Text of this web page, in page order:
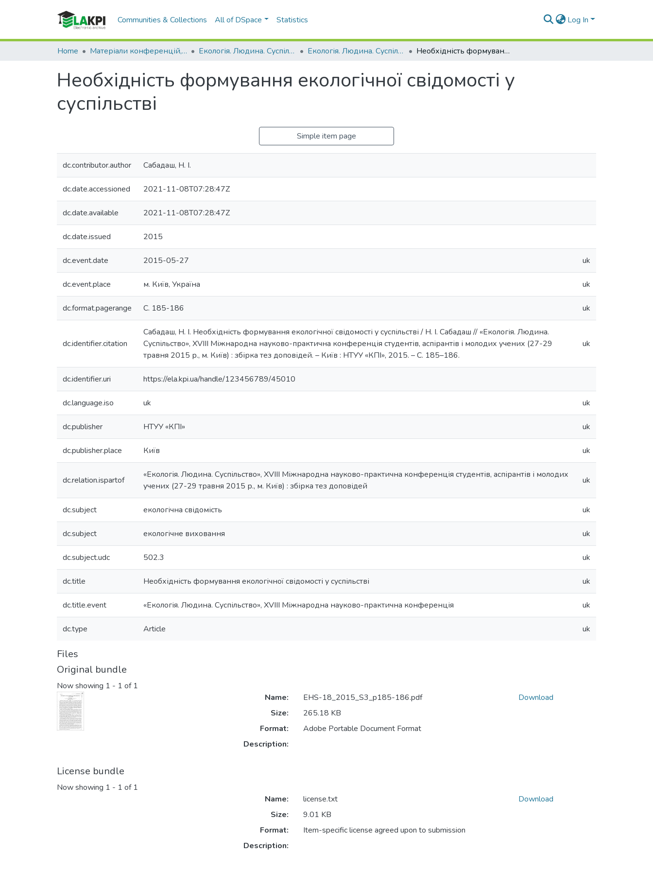
Communities & Collections All of DSpace Statistics Log In
Home Матеріали конференцій, семінарів і т.п. Екологія. Людина. Суспільство Екологія. Людина. Суспільство (18 ; 2015 ; Київ) Необхідність формування екологічної свідомості у суспільстві
Необхідність формування екологічної свідомості у
суспільстві
Simple item page
dc.contributor.author Сабадаш, Н. І.
dc.date.accessioned 2021-11-08T07:28:47Z
dc.date.available 2021-11-08T07:28:47Z
dc.date.issued 2015
dc.event.date 2015-05-27 uk
dc.event.place м. Київ, Україна uk
dc.format.pagerange С. 185-186 uk
dc.identifier.citation
Сабадаш, Н. І. Необхідність формування екологічної свідомості у суспільстві / Н. І. Сабадаш // «Екологія. Людина.
Суспільство», XVIII Міжнародна науково-практична конференція студентів, аспірантів і молодих учених (27-29
травня 2015 р., м. Київ) : збірка тез доповідей. – Київ : НТУУ «КПІ», 2015. – С. 185–186.
uk
dc.identifier.uri https://ela.kpi.ua/handle/123456789/45010
dc.language.iso uk uk
dc.publisher НТУУ «КПІ» uk
dc.publisher.place Київ uk
dc.relation.ispartof
«Екологія. Людина. Суспільство», XVIII Міжнародна науково-практична конференція студентів, аспірантів і молодих
учених (27-29 травня 2015 р., м. Київ) : збірка тез доповідей
uk
dc.subject екологічна свідомість uk
dc.subject екологічне виховання uk
dc.subject.udc 502.3 uk
dc.title Необхідність формування екологічної свідомості у суспільстві uk
dc.title.event «Екологія. Людина. Суспільство», XVIII Міжнародна науково-практична конференція uk
dc.type Article uk
Files
Original bundle
Now showing 1 - 1 of 1
Name:
EHS-18_2015_S3_p185-186.pdf
Size:
265.18 KB
Format:
Adobe Portable Document Format
Description:
Download
License bundle
Now showing 1 - 1 of 1
Name:
license.txt
Size:
9.01 KB
Format:
Item-specific license agreed upon to submission
Description:
Download